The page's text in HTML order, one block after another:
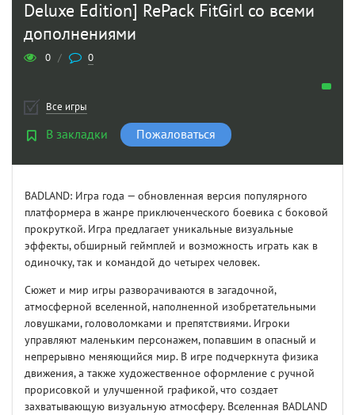
Deluxe Edition] RePack FitGirl со всеми
дополнениями
0 / 0
Все игры
В закладки Пожаловаться
BADLAND: Игра года — обновленная версия популярного
платформера в жанре приключенческого боевика с боковой
прокруткой. Игра предлагает уникальные визуальные
эффекты, обширный геймплей и возможность играть как в
одиночку, так и командой до четырех человек.
Сюжет и мир игры разворачиваются в загадочной,
атмосферной вселенной, наполненной изобретательными
ловушками, головоломками и препятствиями. Игроки
управляют маленьким персонажем, попавшим в опасный и
непрерывно меняющийся мир. В игре подчеркнута физика
движения, а также художественное оформление с ручной
прорисовкой и улучшенной графикой, что создает
захватывающую визуальную атмосферу. Вселенная BADLAND